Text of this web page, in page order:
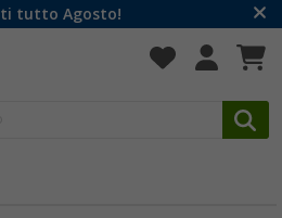
tutto Agosto!